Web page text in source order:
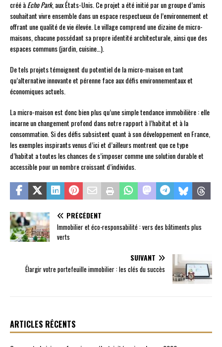
créé àEcho Park, aux États-Unis. Ce projet a été initié par un groupe d’amis
souhaitant vivre ensemble dans un espace respectueux de l’environnement et
offrant une qualité de vie élevée. Le village comprend une dizaine de micro-
maisons, chacune possédant sa propre identité architecturale, ainsi que des
espaces communs (jardin, cuisine…).
De tels projets témoignent du potentiel de la micro-maison en tant
qu’alternative innovante et pérenne face aux défis environnementaux et
économiques actuels.
La micro-maison est donc bien plus qu’une simple tendance immobilière : elle
incarne un changement profond dans notre rapport à l’habitat et à la
consommation. Si des défis subsistent quant à son développement en France,
les exemples inspirants venus d’ici et d’ailleurs montrent que ce type
d’habitat a toutes les chances de s’imposer comme une solution durable et
accessible pour un nombre croissant d’individus.
PRÉCÉDENT
Immobilier et éco-responsabilité : vers des bâtiments plus
verts
SUIVANT
Élargir votre portefeuille immobilier : les clés du succès
ARTICLES RÉCENTS